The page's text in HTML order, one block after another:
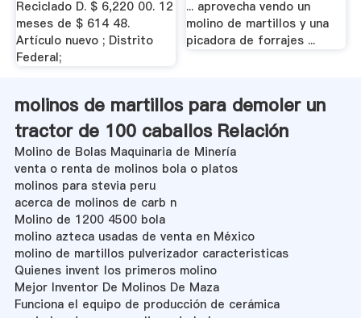
Reciclado D. $ 6,220 00. 12
meses de $ 614 48.
Artículo nuevo ; Distrito
Federal;
... aprovecha vendo un
molino de martillos y una
picadora de forrajes ...
molinos de martillos para demoler un
tractor de 100 caballos Relación
Molino de Bolas Maquinaria de Minería
venta o renta de molinos bola o platos
molinos para stevia peru
acerca de molinos de carb n
Molino de 1200 4500 bola
molino azteca usadas de venta en México
molino de martillos pulverizador caracteristicas
Quienes invent los primeros molino
Mejor Inventor De Molinos De Maza
Funciona el equipo de producción de cerámica